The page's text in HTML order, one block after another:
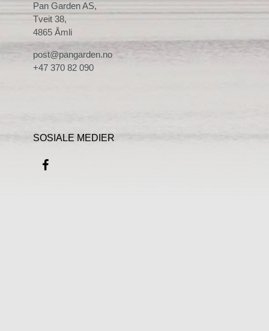
Pan Garden AS,
Tveit 38,
4865 Åmli
post@pangarden.no
+47 370 82 090
SOSIALE MEDIER